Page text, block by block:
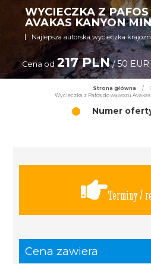
WYCIECZKA Z
AVAKAS KANYON
Najlepsza autorska wycieczka
Cena od 217 PLN/ 50 EUR
Strona główna /
Wycieczka z Pafos do wąwozu
Numer
Terminy /
Cena zawiera